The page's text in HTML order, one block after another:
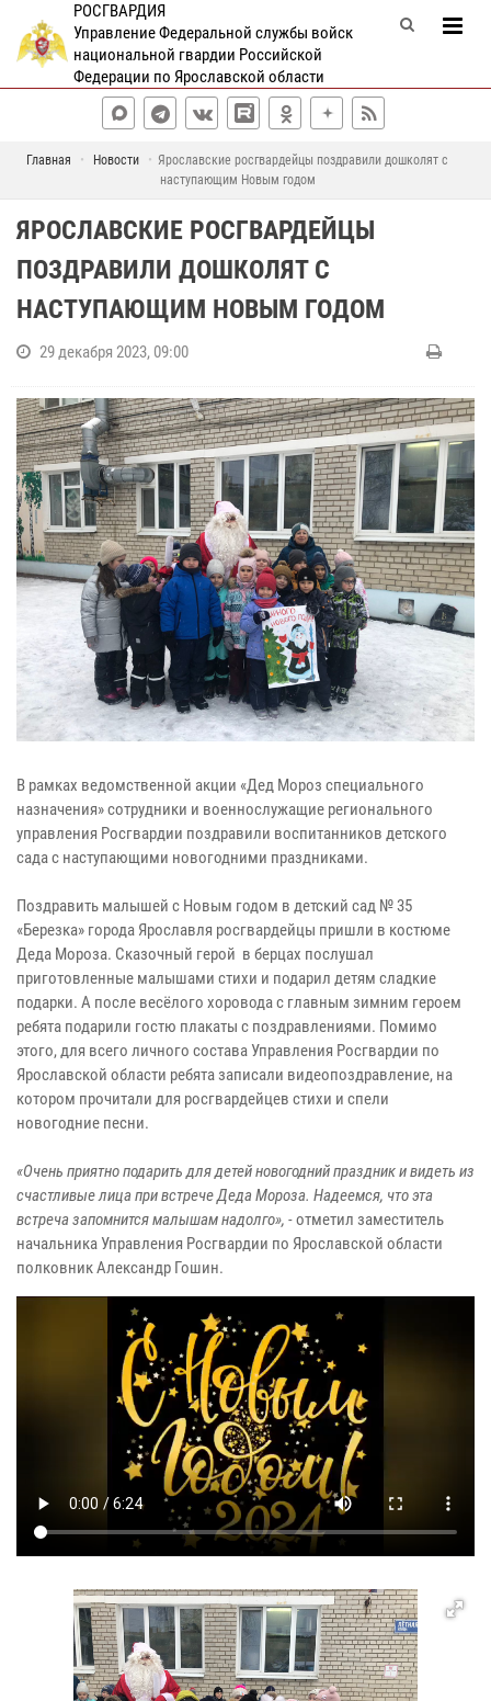
РОСГВАРДИЯ
Управление Федеральной службы войск
национальной гвардии Российской
Федерации по Ярославской области
Главная Новости
Ярославские росгвардейцы поздравили дошколят с
наступающим Новым годом
ЯРОСЛАВСКИЕ РОСГВАРДЕЙЦЫ
ПОЗДРАВИЛИ ДОШКОЛЯТ С
НАСТУПАЮЩИМ НОВЫМ ГОДОМ
29 декабря 2023, 09:00
В рамках ведомственной акции «Дед Мороз специального
назначения» сотрудники и военнослужащие регионального
управления Росгвардии поздравили воспитанников детского
сада с наступающими новогодними праздниками.
Поздравить малышей с Новым годом в детский сад № 35
«Березка» города Ярославля росгвардейцы пришли в костюме
Деда Мороза. Сказочный герой в берцах послушал
приготовленные малышами стихи и подарил детям сладкие
подарки. А после весёлого хоровода с главным зимним героем
ребята подарили гостю плакаты с поздравлениями. Помимо
этого, для всего личного состава Управления Росгвардии по
Ярославской области ребята записали видеопоздравление, на
котором прочитали для росгвардейцев стихи и спели
новогодние песни.
«Очень приятно подарить для детей новогодний праздник и видеть из
счастливые лица при встрече Деда Мороза. Надеемся, что эта
встреча запомнится малышам надолго», -отметил заместитель
начальника Управления Росгвардии по Ярославской области
полковник Александр Гошин.